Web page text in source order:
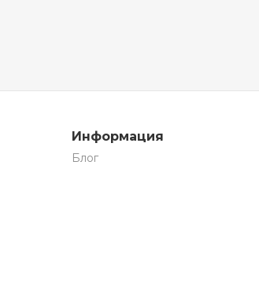
Информация
Блог